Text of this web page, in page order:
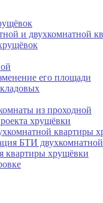
и двухкомнатной
его площади
из проходной
хрущёвки
квартиры
БТИ
квартиры хрущёвки